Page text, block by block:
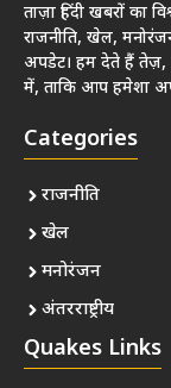
ताज़ा हिंदी खबरों का
राजनीति, खेल,
अपडेट। हम देते हैं तेज़,
में, ताकि आप हमेशा
Categories
राजनीति
खेल
मनोरंजन
अंतरराष्ट्रीय
Quakes Links